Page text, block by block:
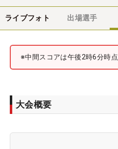
ライブフォト 出場選手
※中間スコアは午後2時6分時点
大会概要